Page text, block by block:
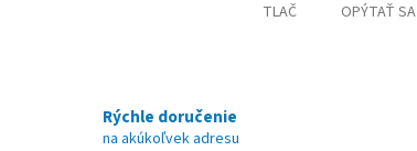
TLAČ OPÝTAŤ SA
Rýchle doručenie
na akúkoľvek adresu